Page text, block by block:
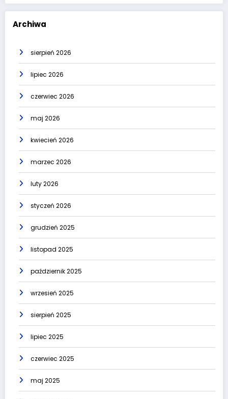
Archiwa
sierpień 2026
lipiec 2026
czerwiec 2026
maj 2026
kwiecień 2026
marzec 2026
luty 2026
styczeń 2026
grudzień 2025
listopad 2025
październik 2025
wrzesień 2025
sierpień 2025
lipiec 2025
czerwiec 2025
maj 2025